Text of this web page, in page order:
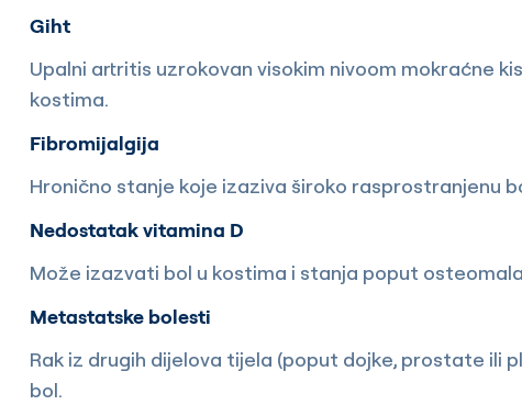
Giht
Upalni artritis uzrokovan visokim nivoom mokraćne
kostima.
Fibromijalgija
Hronično stanje koje izaziva široko rasprostranjenu
Nedostatak vitamina D
Može izazvati bol u kostima i stanja poput
Metastatske bolesti
Rak iz drugih dijelova tijela (poput dojke, prostate ili
bol.